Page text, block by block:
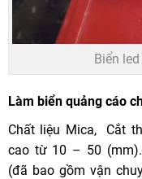
Biển
Làm biển quảng cáo
Chất liệu Mica, Cắt
cao từ 10 – 50
(đã bao gồm vận